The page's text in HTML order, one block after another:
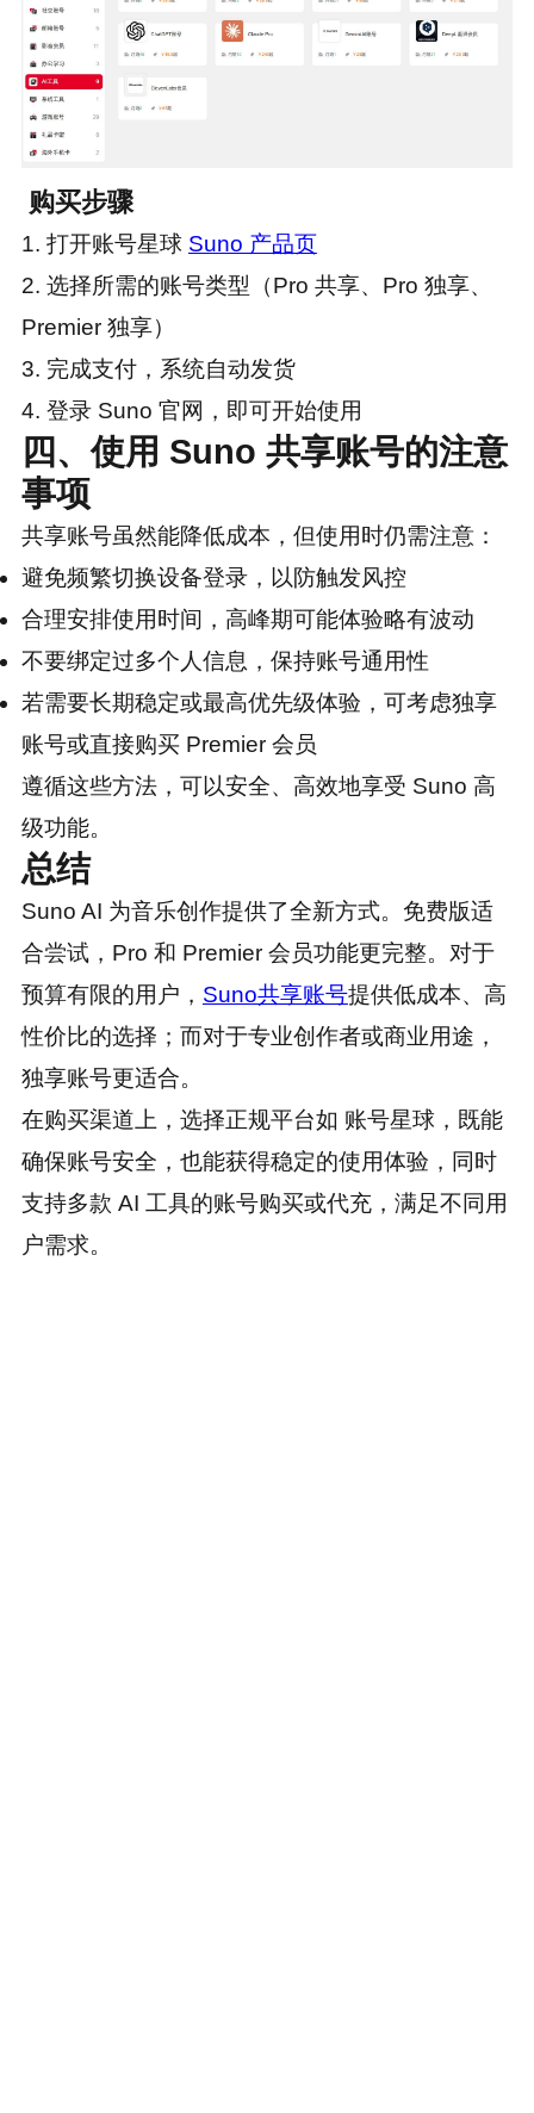
购买步骤
1. 打开账号星球 Suno 产品页
2. 选择所需的账号类型（Pro 共享、Pro 独享、
Premier 独享）
3. 完成支付，系统自动发货
4. 登录 Suno 官网，即可开始使用
四、使用 Suno 共享账号的注意
事项
共享账号虽然能降低成本，但使用时仍需注意：
避免频繁切换设备登录，以防触发风控
合理安排使用时间，高峰期可能体验略有波动
不要绑定过多个人信息，保持账号通用性
若需要长期稳定或最高优先级体验，可考虑独享
账号或直接购买 Premier 会员
遵循这些方法，可以安全、高效地享受 Suno 高
级功能。
总结
Suno AI 为音乐创作提供了全新方式。免费版适
合尝试，Pro 和 Premier 会员功能更完整。对于
预算有限的用户， Suno共享账号提供低成本、高
性价比的选择；而对于专业创作者或商业用途，
独享账号更适合。
在购买渠道上，选择正规平台如 账号星球，既能
确保账号安全，也能获得稳定的使用体验，同时
支持多款 AI 工具的账号购买或代充，满足不同用
户需求。